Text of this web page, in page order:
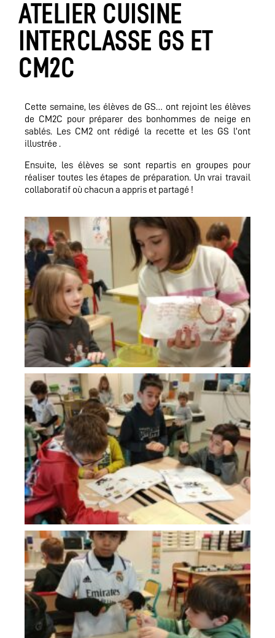
ATELIER CUISINE
INTERCLASSE GS ET
CM2C
Cette semaine, les élèves de GS… ont rejoint les élèves
de CM2C pour préparer des bonhommes de neige en
sablés. Les CM2 ont rédigé la recette et les GS l’ont
illustrée .
Ensuite, les élèves se sont repartis en groupes pour
réaliser toutes les étapes de préparation. Un vrai travail
collaboratif où chacun a appris et partagé !